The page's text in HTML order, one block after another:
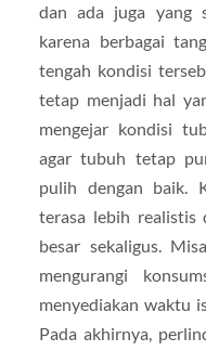
dan ada juga yang
karena berbagai
tengah kondisi
tetap menjadi hal
mengejar kondisi
agar tubuh tetap
pulih dengan baik.
terasa lebih realistis
besar sekaligus.
mengurangi
menyediakan waktu
Pada akhirnya,